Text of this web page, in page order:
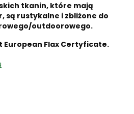
tkanin, które mają
rustykalne i zbliżone do
outdoorowego.
Flax Certyficate.